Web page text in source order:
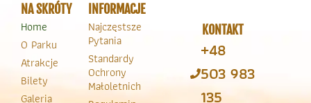
NA SKRÓTY
Home
O Parku
Atrakcje
Bilety
Galeria
INFORMACJE
Najczęstsze
Pytania
Standardy
Ochrony
Małoletnich
KONTAKT
+48
503 983
135